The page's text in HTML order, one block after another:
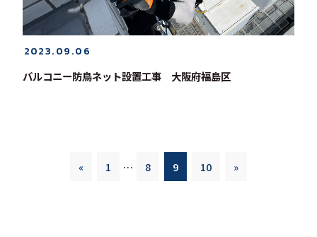
2023.09.06
バルコニー防鳥ネット設置工事 大阪府福島区
« 1 … 8 9 10 »